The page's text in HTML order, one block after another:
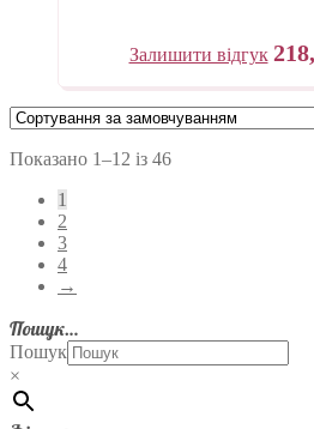
Залишити відгук
Показано 1–12 із 46
1
2
3
4
→
Пошук…
Пошук
×